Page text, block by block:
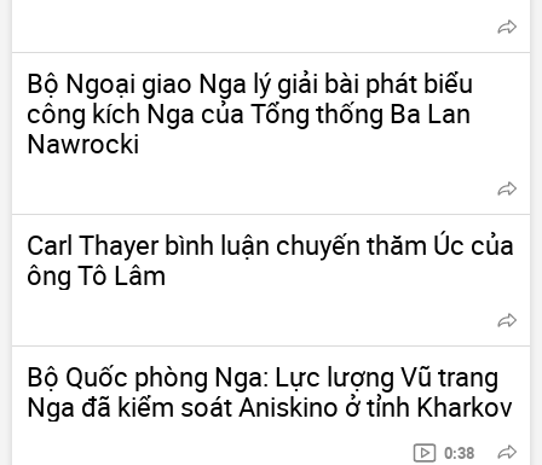
Bộ Ngoại giao Nga lý giải bài phát biểu
công kích Nga của Tổng thống Ba Lan
Nawrocki
Carl Thayer bình luận chuyến thăm Úc của
ông Tô Lâm
Bộ Quốc phòng Nga: Lực lượng Vũ trang
Nga đã kiểm soát Aniskino ở tỉnh Kharkov
0:38